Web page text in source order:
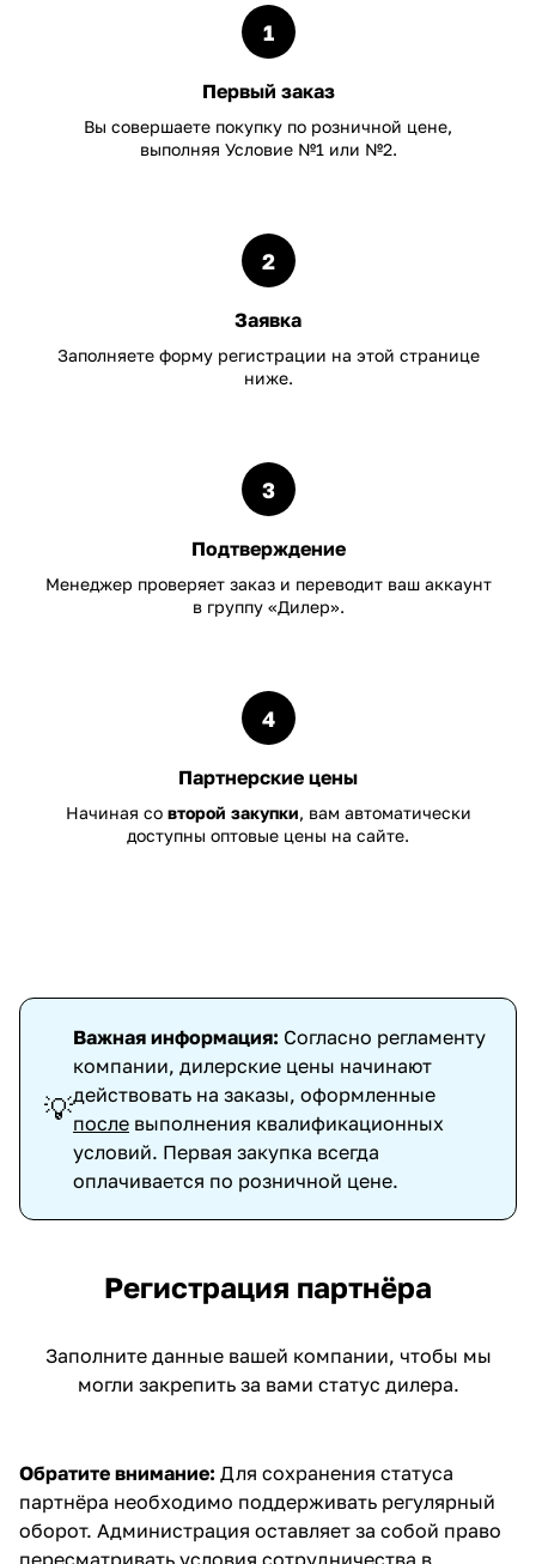
1
Первый заказ
Вы совершаете покупку по розничной цене,
выполняя Условие №1 или №2.
2
Заявка
Заполняете форму регистрации на этой странице
ниже.
3
Подтверждение
Менеджер проверяет заказ и переводит ваш аккаунт
в группу «Дилер».
4
Партнерские цены
Начиная со второй закупки, вам автоматически
доступны оптовые цены на сайте.
💡
Важная информация: Согласно регламенту
компании, дилерские цены начинают
действовать на заказы, оформленные
после выполнения квалификационных
условий. Первая закупка всегда
оплачивается по розничной цене.
Регистрация партнёра
Заполните данные вашей компании, чтобы мы
могли закрепить за вами статус дилера.
Обратите внимание: Для сохранения статуса
партнёра необходимо поддерживать регулярный
оборот. Администрация оставляет за собой право
пересматривать условия сотрудничества в